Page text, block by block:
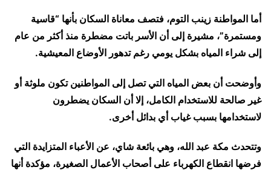
أما المواطنة زينب التوم، فتصف معاناة السكان بأنها “قاسية
ومستمرة”، مشيرة إلى أن الأسر باتت مضطرة منذ أكثر من عام
إلى شراء المياه بشكل يومي رغم تدهور الأوضاع المعيشية.
وأوضحت أن بعض المياه التي تصل إلى المواطنين تكون ملوثة أو
غير صالحة للاستخدام الكامل، إلا أن السكان يضطرون
لاستخدامها بسبب غياب أي بدائل أخرى.
وتتحدث مكة عبد الله، وهي بائعة شاي، عن الأعباء المتزايدة التي
فرضها انقطاع الكهرباء على أصحاب الأعمال الصغيرة، مؤكدة أنها